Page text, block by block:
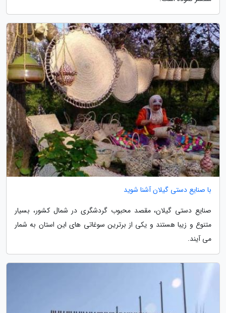
با صنایع دستی گیلان آشنا شوید
صنایع دستی گیلان، مقصد محبوب گردشگری در شمال کشور، بسیار
متنوع و زیبا هستند و یکی از برترین سوغاتی های این استان به شمار
می آیند.